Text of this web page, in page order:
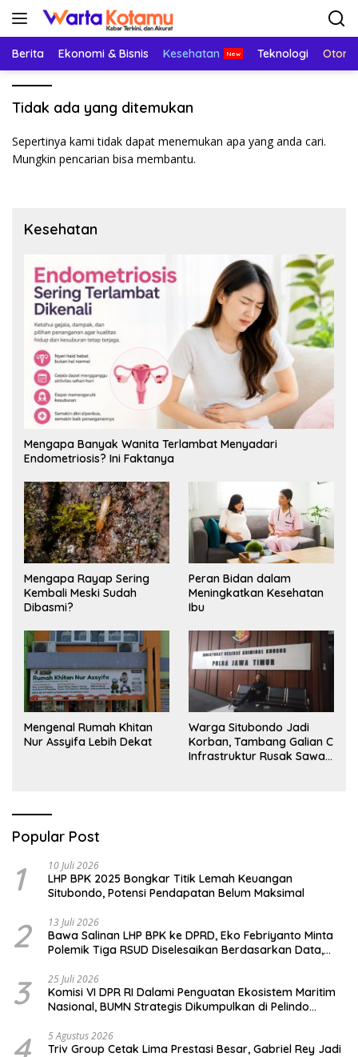
Langsung
Berita Ekonomi & Bisnis Kesehatan Teknologi
Tidak ada yang ditemukan
Sepertinya kami tidak dapat menemukan apa yang anda cari.
Mungkin pencarian bisa membantu.
Kesehatan
Mengapa Banyak Wanita Terlambat Menyadari
Endometriosis? Ini Faktanya
Mengapa Rayap Sering
Kembali Meski Sudah
Dibasmi?
Peran Bidan dalam
Meningkatkan Kesehatan
Ibu
Mengenal Rumah Khitan
Nur Assyifa Lebih Dekat
Warga Situbondo Jadi
Korban, Tambang Galian C
Infrastruktur Rusak Sawah
Popular Post
1 10 Juli 2026
LHP BPK 2025 Bongkar Titik Lemah Keuangan
Situbondo, Potensi Pendapatan Belum Maksimal
2 13 Juli 2026
Bawa Salinan LHP BPK ke DPRD, Eko Febriyanto Minta
Polemik Tiga RSUD Diselesaikan Berdasarkan Data,
3 25 Juli 2026
Komisi VI DPR RI Dalami Penguatan Ekosistem Maritim
Nasional, BUMN Strategis Dikumpulkan di Pelindo
5 Agustus 2026
Triv Group Cetak Lima Prestasi Besar, Gabriel Rey Jadi